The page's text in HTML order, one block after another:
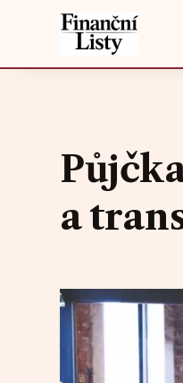
a